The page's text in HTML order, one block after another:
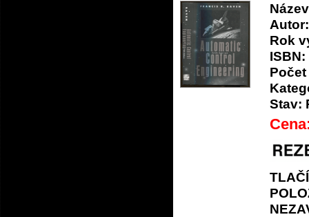
Autor:
Rok
ISBN:
Stav: